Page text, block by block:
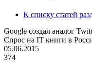
К списку статей
Google создал аналог
Спрос на IT книги в
05.06.2015
374